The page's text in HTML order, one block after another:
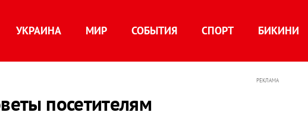
УКРАИНА МИР СОБЫТИЯ СПОРТ БИКИНИ
посетителям
РЕКЛАМА